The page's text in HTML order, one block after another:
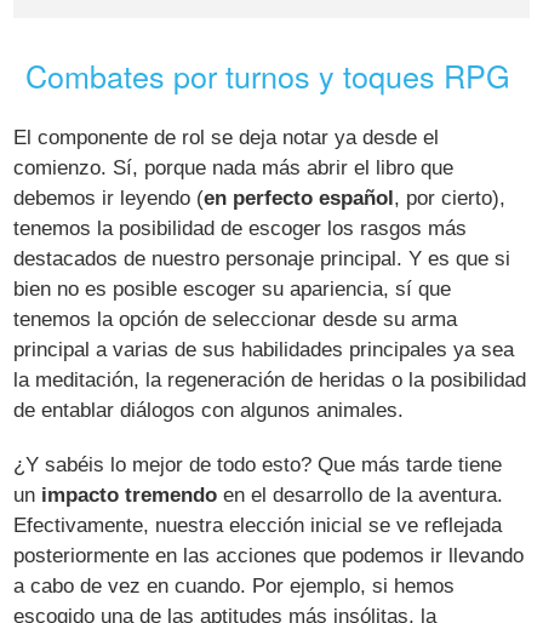
Combates por turnos y toques RPG
El componente de rol se deja notar ya desde el
comienzo. Sí, porque nada más abrir el libro que
debemos ir leyendo (en perfecto español , por cierto),
tenemos la posibilidad de escoger los rasgos más
destacados de nuestro personaje principal. Y es que si
bien no es posible escoger su apariencia, sí que
tenemos la opción de seleccionar desde su arma
principal a varias de sus habilidades principales ya sea
la meditación, la regeneración de heridas o la posibilidad
de entablar diálogos con algunos animales.
¿Y sabéis lo mejor de todo esto? Que más tarde tiene
un impacto tremendo en el desarrollo de la aventura.
Efectivamente, nuestra elección inicial se ve reflejada
posteriormente en las acciones que podemos ir llevando
a cabo de vez en cuando. Por ejemplo, si hemos
escogido una de las aptitudes más insólitas, la